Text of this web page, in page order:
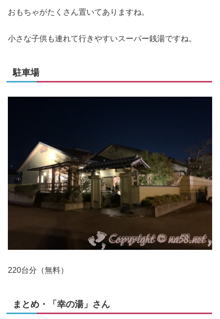
おもちゃがたくさん置いてありますね。
小さな子供も連れて行きやすいスーパー銭湯ですね。
駐車場
220台分（無料）
まとめ・「幸の湯」さん